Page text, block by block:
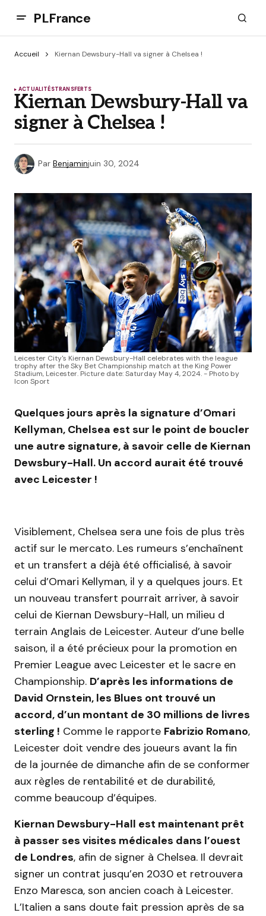
PLFrance
Accueil Kiernan Dewsbury-Hall va signer à Chelsea !
ACTUALITÉSTRANSFERTS
Kiernan Dewsbury-Hall va
signer à Chelsea !
Par Benjaminjuin 30, 2024
Leicester City's Kiernan Dewsbury-Hall celebrates with the league
trophy after the Sky Bet Championship match at the King Power
Stadium, Leicester. Picture date: Saturday May 4, 2024. - Photo by
Icon Sport
Quelques jours après la signature d’Omari
Kellyman, Chelsea est sur le point de boucler
une autre signature, à savoir celle de Kiernan
Dewsbury-Hall. Un accord aurait été trouvé
avec Leicester !
Visiblement, Chelsea sera une fois de plus très
actif sur le mercato. Les rumeurs s’enchaînent
et un transfert a déjà été officialisé, à savoir
celui d’Omari Kellyman, il y a quelques jours. Et
un nouveau transfert pourrait arriver, à savoir
celui de Kiernan Dewsbury-Hall, un milieu d
terrain Anglais de Leicester. Auteur d’une belle
saison, il a été précieux pour la promotion en
Premier League avec Leicester et le sacre en
Championship. D’après les informations de
David Ornstein, les Blues ont trouvé un
accord, d’un montant de 30 millions de livres
sterling ! Comme le rapporte Fabrizio Romano,
Leicester doit vendre des joueurs avant la fin
de la journée de dimanche afin de se conformer
aux règles de rentabilité et de durabilité,
comme beaucoup d’équipes.
Kiernan Dewsbury-Hall est maintenant prêt
à passer ses visites médicales dans l’ouest
de Londres, afin de signer à Chelsea. Il devrait
signer un contrat jusqu’en 2030 et retrouvera
Enzo Maresca, son ancien coach à Leicester.
L’Italien a sans doute fait pression après de sa